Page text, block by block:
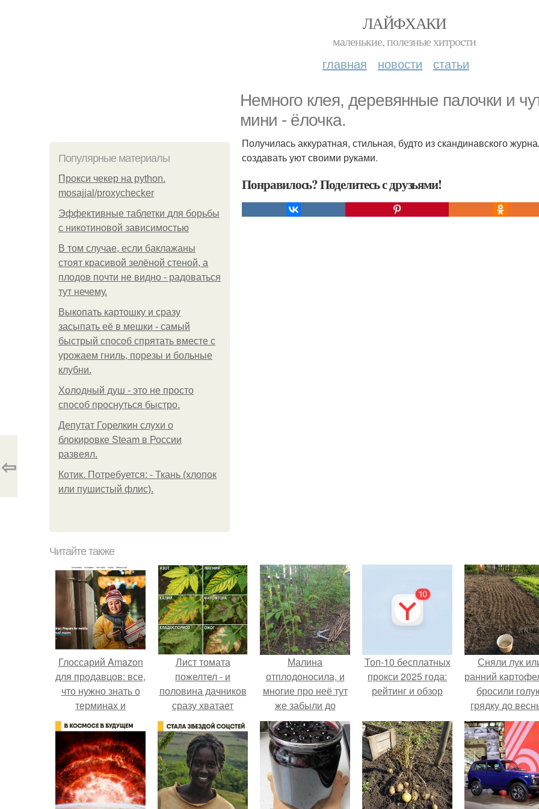
ЛАЙФХАКИ
маленькие, полезные хитрости
главная новости статьи
Немного клея, деревянные палочки и
мини - ёлочка.
Популярные материалы
Прокси чекер на python.
mosajjal/proxychecker
Эффективные таблетки для борьбы
с никотиновой зависимостью
В том случае, если баклажаны
стоят красивой зелёной стеной, а
плодов почти не видно - радоваться
тут нечему.
Выкопать картошку и сразу
засыпать её в мешки - самый
быстрый способ спрятать вместе с
урожаем гниль, порезы и больные
клубни.
Холодный душ - это не просто
способ проснуться быстро.
Депутат Горелкин слухи о
блокировке Steam в России
развеял.
Котик. Потребуется: - Ткань (хлопок
или пушистый флис).
Получилась аккуратная, стильная, будто из скандинавского
создавать уют своими руками.
Понравилось? Поделитесь с друзьями!
⇦
Читайте также
Глоссарий Amazon
для продавцов: все,
что нужно знать о
терминах и
понятиях
Лист томата
пожелтел - и
половина дачников
сразу хватает
удобрение.
Малина
отплодоносила, и
многие про неё тут
же забыли до
следующего лета.
Топ-10 бесплатных
прокси 2025 года:
рейтинг и обзор
Сняли лук
ранний
бросили
грядку до